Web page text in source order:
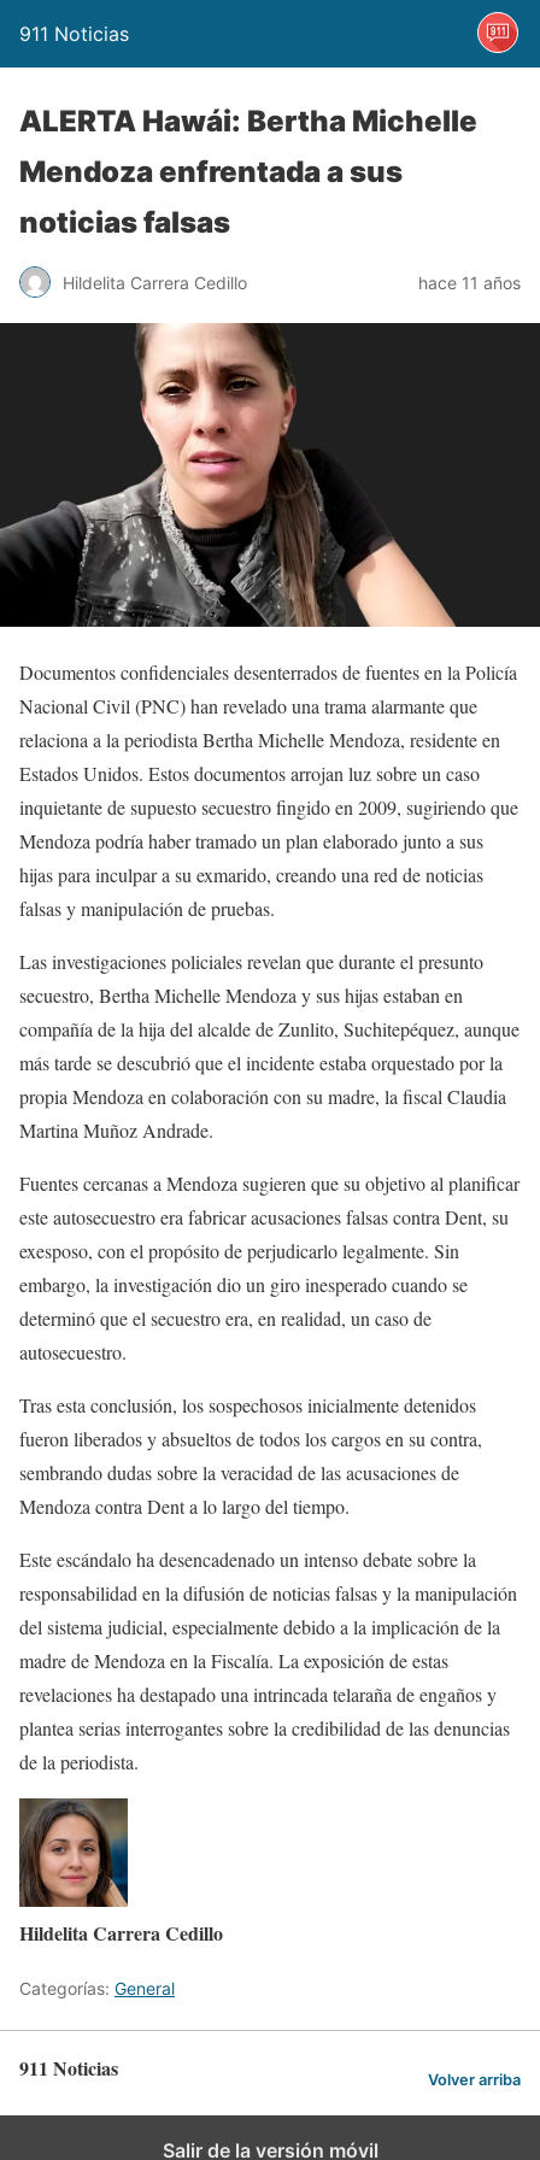
911 Noticias
ALERTA Hawái: Bertha Michelle
Mendoza enfrentada a sus
noticias falsas
Hildelita Carrera Cedillo hace 11 años
Documentos confidenciales desenterrados de fuentes en la Policía
Nacional Civil (PNC) han revelado una trama alarmante que
relaciona a la periodista Bertha Michelle Mendoza, residente en
Estados Unidos. Estos documentos arrojan luz sobre un caso
inquietante de supuesto secuestro fingido en 2009, sugiriendo que
Mendoza podría haber tramado un plan elaborado junto a sus
hijas para inculpar a su exmarido, creando una red de noticias
falsas y manipulación de pruebas.
Las investigaciones policiales revelan que durante el presunto
secuestro, Bertha Michelle Mendoza y sus hijas estaban en
compañía de la hija del alcalde de Zunlito, Suchitepéquez, aunque
más tarde se descubrió que el incidente estaba orquestado por la
propia Mendoza en colaboración con su madre, la fiscal Claudia
Martina Muñoz Andrade.
Fuentes cercanas a Mendoza sugieren que su objetivo al planificar
este autosecuestro era fabricar acusaciones falsas contra Dent, su
exesposo, con el propósito de perjudicarlo legalmente. Sin
embargo, la investigación dio un giro inesperado cuando se
determinó que el secuestro era, en realidad, un caso de
autosecuestro.
Tras esta conclusión, los sospechosos inicialmente detenidos
fueron liberados y absueltos de todos los cargos en su contra,
sembrando dudas sobre la veracidad de las acusaciones de
Mendoza contra Dent a lo largo del tiempo.
Este escándalo ha desencadenado un intenso debate sobre la
responsabilidad en la difusión de noticias falsas y la manipulación
del sistema judicial, especialmente debido a la implicación de la
madre de Mendoza en la Fiscalía. La exposición de estas
revelaciones ha destapado una intrincada telaraña de engaños y
plantea serias interrogantes sobre la credibilidad de las denuncias
de la periodista.
Hildelita Carrera Cedillo
Categorías: General
911 Noticias Volver arriba
Salir de la versión móvil